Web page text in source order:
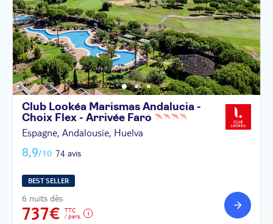
Club Lookéa Marismas Andalucia -
Choix Flex - Arrivée Faro
Espagne, Andalousie, Huelva
8,9/10 74 avis
BEST SELLER
6 nuits dès
737€
TTC
/ pers.